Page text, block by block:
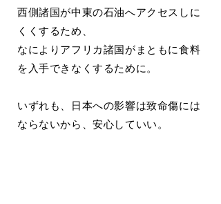
西側諸国が中東の石油へアクセスしに
くくするため、
なによりアフリカ諸国がまともに食料
を入手できなくするために。
いずれも、日本への影響は致命傷には
ならないから、安心していい。